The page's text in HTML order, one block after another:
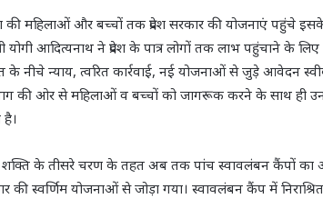
महिलाओं और बच्‍चों तक प्रदेश सरकार की योजनाएं पहुंचे इसके
योगी आदित्‍यनाथ ने प्रदेश के पात्र लोगों तक लाभ पहुंचाने के
नीचे न्‍याय, त्‍वरित कार्रवाई, नई योजनाओं से जुड़े आवेदन
की ओर से महिलाओं व बच्‍चों को जागरूक करने के साथ ही
शक्ति के तीसरे चरण के तहत अब तक पांच स्‍वावलंबन कैंपों का
की स्वर्णिम योजनाओं से जोड़ा गया। स्वावलंबन कैंप में